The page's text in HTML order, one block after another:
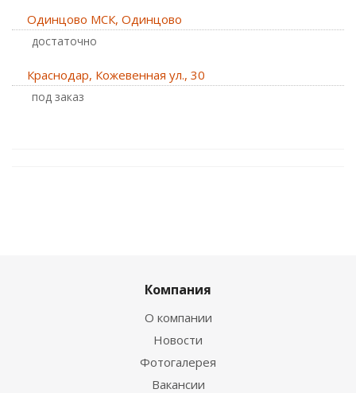
Одинцово МСК, Одинцово
Достаточно
Краснодар, Кожевенная ул., 30
Под заказ
Компания
О компании
Новости
Фотогалерея
Вакансии